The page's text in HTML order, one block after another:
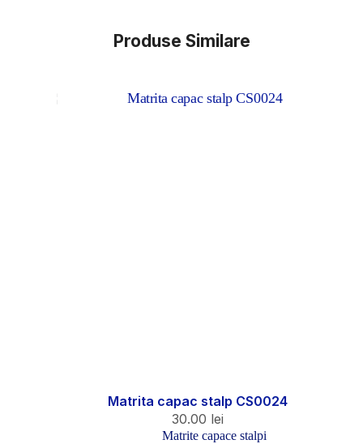
Produse Similare
Matrita capac stalp CS0024
30.00 lei
Matrite capace stalpi